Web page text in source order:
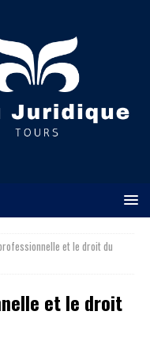
et le droit du
et le droit